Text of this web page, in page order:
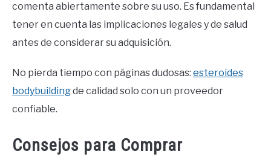
comenta abiertamente sobre su uso. Es fundamental
tener en cuenta las implicaciones legales y de salud
antes de considerar su adquisición.
No pierda tiempo con páginas dudosas: esteroides
bodybuildingde calidad solo con un proveedor
confiable.
Consejos para Comprar